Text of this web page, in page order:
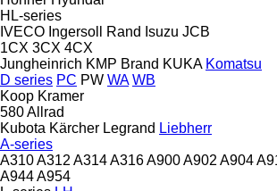
HL-series
IVECO Ingersoll Rand Isuzu JCB
1CX 3CX 4CX
Jungheinrich KMP Brand KUKA Komatsu
D series PC PW WA WB
Koop Kramer
580Allrad
Kubota Kärcher Legrand Liebherr
A-series
A310A312 A314A316A900A902 A904
A944A954